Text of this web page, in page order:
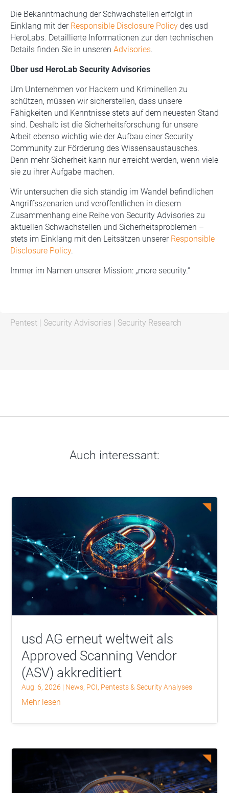
Die Bekanntmachung der Schwachstellen erfolgt in
Einklang mit der Responsible Disclosure Policy des usd
HeroLabs. Detaillierte Informationen zur den technischen
Details finden Sie in unseren Advisories.
Über usd HeroLab Security Advisories
Um Unternehmen vor Hackern und Kriminellen zu
schützen, müssen wir sicherstellen, dass unsere
Fähigkeiten und Kenntnisse stets auf dem neuesten Stand
sind. Deshalb ist die Sicherheitsforschung für unsere
Arbeit ebenso wichtig wie der Aufbau einer Security
Community zur Förderung des Wissensaustausches.
Denn mehr Sicherheit kann nur erreicht werden, wenn viele
sie zu ihrer Aufgabe machen.
Wir untersuchen die sich ständig im Wandel befindlichen
Angriffsszenarien und veröffentlichen in diesem
Zusammenhang eine Reihe von Security Advisories zu
aktuellen Schwachstellen und Sicherheitsproblemen –
stets im Einklang mit den Leitsätzen unserer Responsible
Disclosure Policy.
Immer im Namen unserer Mission: „more security.“
Pentest Security Advisories Security Research
Auch interessant:
usd AG erneut weltweit als
Approved Scanning Vendor
(ASV) akkreditiert
Aug. 6, 2026 | News, PCI, Pentests & Security Analyses
mehr lesen